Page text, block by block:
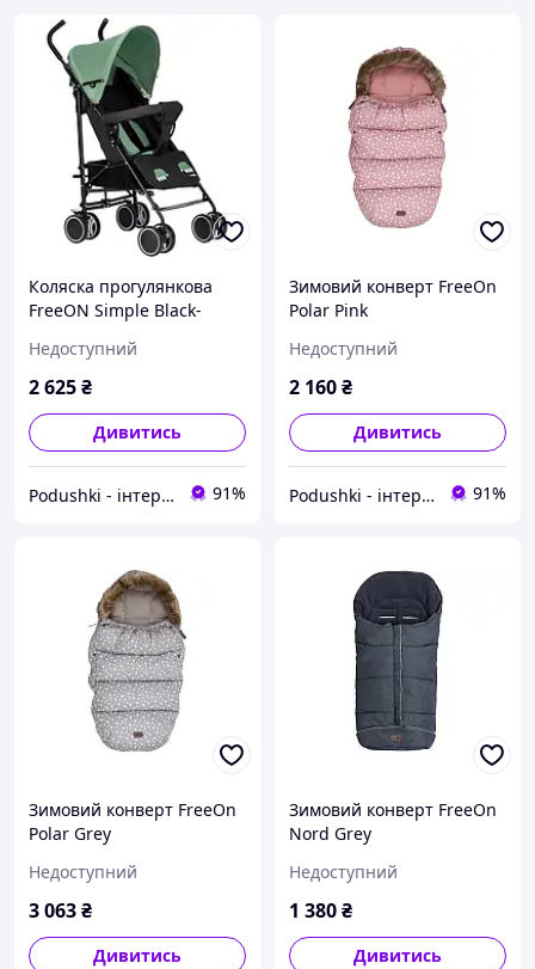
Коляска прогулянкова
FreeON Simple Black-
Недоступний
2 625₴
Дивитись
Podushki - інтернет-магазин Подушки 91%
Зимовий конверт FreeOn
Polar Pink
Недоступний
2 160₴
Дивитись
Podushki - інтернет-магазин Подушки 91%
Зимовий конверт FreeOn
Polar Grey
Недоступний
3 063₴
Дивитись
Зимовий конверт FreeOn
Nord Grey
Недоступний
1 380₴
Дивитись